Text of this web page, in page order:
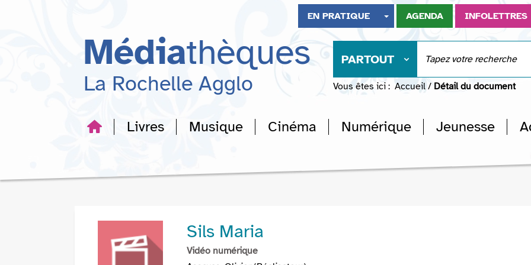
recherche
EN PRATIQUE AGENDA INFOLETTRES
Médiathèques
La Rochelle Agglo
PARTOUT
Vous êtes ici : Accueil / Détail du document
Livres Musique Cinéma Numérique Jeunesse
Sils Maria
Vidéo numérique